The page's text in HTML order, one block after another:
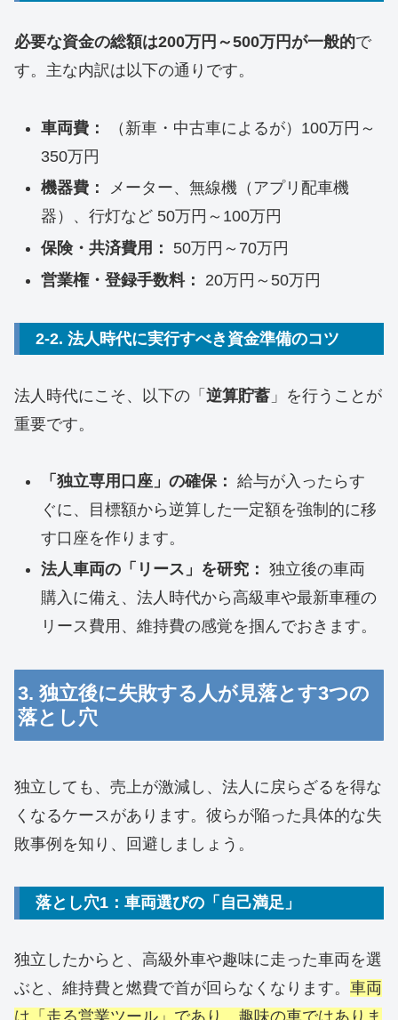
必要な資金の総額は200万円～500万円が一般的で
す。主な内訳は以下の通りです。
車両費：
（新車・中古車によるが）100万円～
350万円
機器費：
メーター、無線機（アプリ配車機
器）、行灯など 50万円～100万円
保険・共済費用：
50万円～70万円
営業権・登録手数料：
20万円～50万円
2-2. 法人時代に実行すべき資金準備のコツ
法人時代にこそ、以下の「 逆算貯蓄 」を行うことが
重要です。
「独立専用口座」の確保： 給与が入ったらす
ぐに、目標額から逆算した一定額を強制的に移
す口座を作ります。
法人車両の「リース」を研究： 独立後の車両
購入に備え、法人時代から高級車や最新車種の
リース費用、維持費の感覚を掴んでおきます。
3. 独立後に失敗する人が見落とす3つの
落とし穴
独立しても、売上が激減し、法人に戻らざるを得な
くなるケースがあります。彼らが陥った具体的な失
敗事例を知り、回避しましょう。
落とし穴1：車両選びの「自己満足」
独立したからと、高級外車や趣味に走った車両を選
ぶと、維持費と燃費で首が回らなくなります。 車両
は「走る営業ツール」であり、趣味の車ではありま